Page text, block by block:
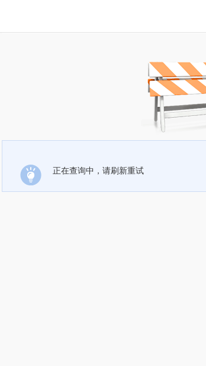
正在查询中，请刷新重试